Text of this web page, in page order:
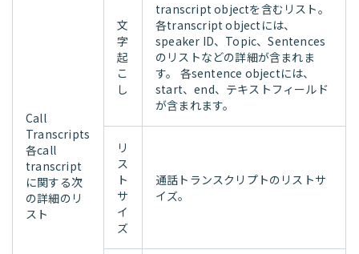
Call
Transcripts
各call
transcript
に関する次
の詳細のリ
スト
文
字
起
こ
し
transcript objectを含むリスト。
各transcript objectには、
speaker ID、Topic、Sentences
のリストなどの詳細が含まれま
す。 各sentence objectには、
start、end、テキストフィールド
が含まれます。
リ
ス
ト
サ
イ
ズ
通話トランスクリプトのリストサ
イズ。